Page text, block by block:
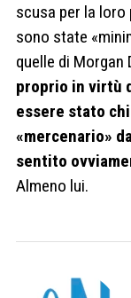
scusa per la
sono state
quelle di Morgan
proprio in virtù
essere stato
«mercenario»
sentito
Almeno lui.